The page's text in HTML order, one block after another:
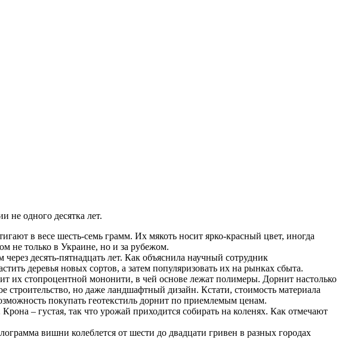
не одного десятка лет.
в весе шесть-семь грамм. Их мякоть носит ярко-красный цвет, иногда
не только в Украине, но и за рубежом.
десять-пятнадцать лет. Как объяснила научный сотрудник
деревья новых сортов, а затем популяризовать их на рынках сбыта.
их стопроцентной мононити, в чей основе лежат полимеры. Дорнит настолько
но даже ландшафтный дизайн. Кстати, стоимость материала
покупать геотекстиль дорнит по приемлемым ценам.
– густая, так что урожай приходится собирать на коленях. Как отмечают
вишни колеблется от шести до двадцати гривен в разных городах